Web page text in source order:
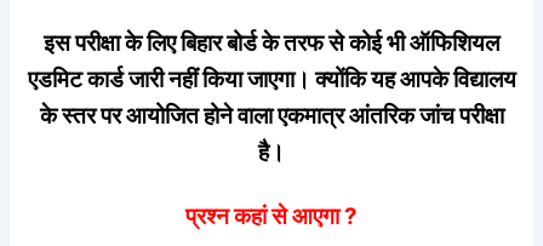
इस परीक्षा के लिए बिहार बोर्ड के तरफ से कोई भी ऑफिशियल
एडमिट कार्ड जारी नहीं किया जाएगा। क्योंकि यह आपके विद्यालय
के स्तर पर आयोजित होने वाला एकमात्र आंतरिक जांच परीक्षा
है।
प्रश्न कहां से आएगा ?